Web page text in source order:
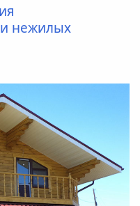
нежилых